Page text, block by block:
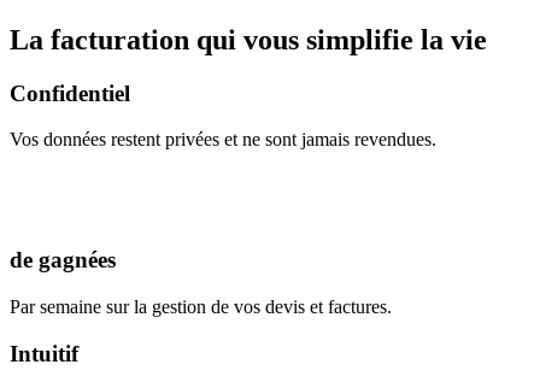
La facturation qui vous simplifie la vie
Confidentiel
Vos données restent privées et ne sont jamais revendues.
de gagnées
Par semaine sur la gestion de vos devis et factures.
Intuitif